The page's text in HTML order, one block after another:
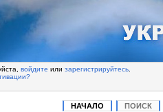
войдите или зарегистрируйтесь.
НАЧАЛО ПОИСК